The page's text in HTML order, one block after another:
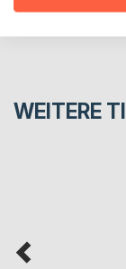
WEITERE